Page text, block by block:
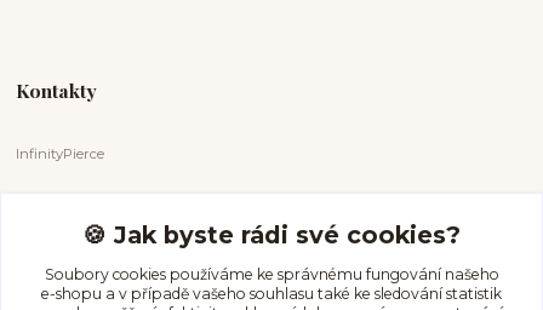
Kontakty
InfinityPierce
+420 731 681 038
(Po-Ne, 9-18 hod.)
info@infinitypierce.cz
🍪 Jak byste rádi své cookies?
Soubory cookies používáme ke správnému fungování našeho
e-shopu a v případě vašeho souhlasu také ke sledování statistik